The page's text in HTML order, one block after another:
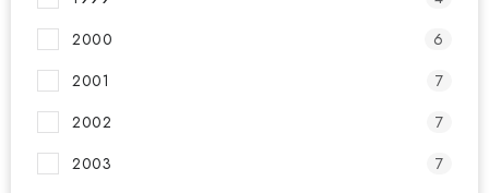
2000
6
2001
7
2002
7
2003
7